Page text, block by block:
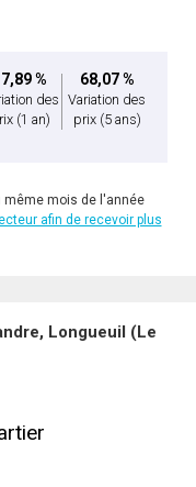
%
des
(1 an)
68,07 %
Variation des
prix (5 ans)
même mois de l'année
afin de recevoir plus
Longueuil (Le